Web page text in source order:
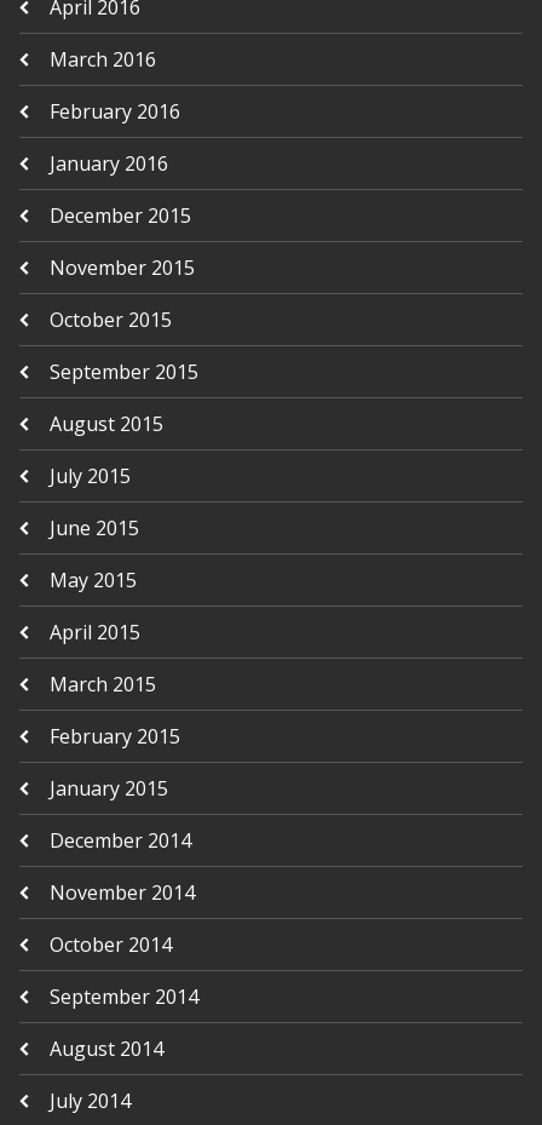
April 2016
March 2016
February 2016
January 2016
December 2015
November 2015
October 2015
September 2015
August 2015
July 2015
June 2015
May 2015
April 2015
March 2015
February 2015
January 2015
December 2014
November 2014
October 2014
September 2014
August 2014
July 2014